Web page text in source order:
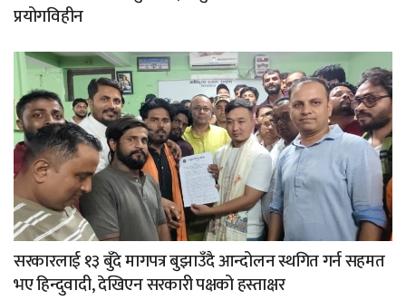
प्रयोगविहीन
सरकारलाई १३ बुँदे मागपत्र बुझाउँदै आन्दोलन स्थगित गर्न सहमत
भए हिन्दुवादी, देखिएन सरकारी पक्षको हस्ताक्षर